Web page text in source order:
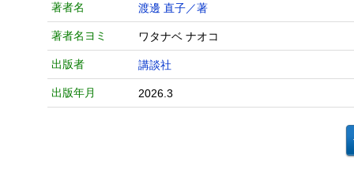
著者名 渡邊 直子／著
著者名ヨミ ワタナベ ナオコ
出版者 講談社
出版年月 2026.3